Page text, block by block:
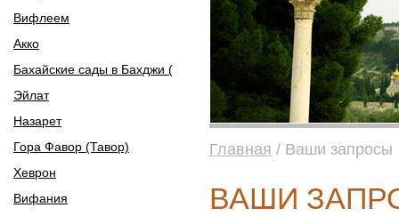
Вифлеем
Акко
Бахайские сады в Бахджи (
Эйлат
Назарет
Гора Фавор (Тавор)
Хеврон
Вифания
Главная / Ваши запросы
ВАШИ